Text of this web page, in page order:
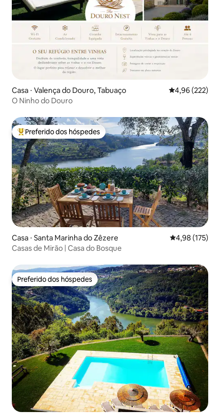
Casa ⋅ Valença do Douro, Tabuaço 4,96 de uma
4,96 (222)
O Ninho do Douro
Entre os melhores preferidos dos hóspedes
Preferido dos hóspedes
Casa ⋅ Santa Marinha do Zêzere 4,98 de uma
4,98 (175)
Casas de Mirão | Casa do Bosque
Preferido dos hóspedes
Preferido dos hóspedes